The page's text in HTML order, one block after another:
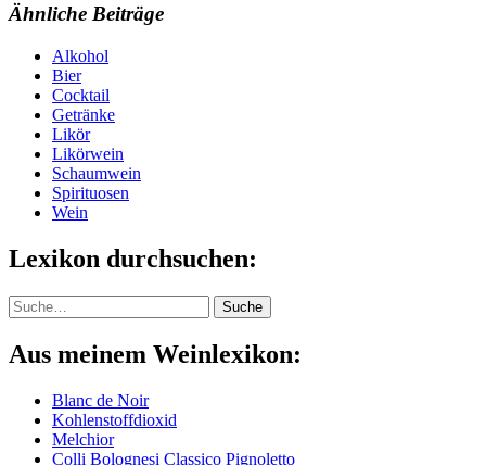
Ähnliche Beiträge
Alkohol
Bier
Cocktail
Getränke
Likör
Likörwein
Schaumwein
Spirituosen
Wein
Lexikon durchsuchen:
Suche Suche
Aus meinem Weinlexikon:
Blanc de Noir
Kohlenstoffdioxid
Melchior
Colli Bolognesi Classico Pignoletto